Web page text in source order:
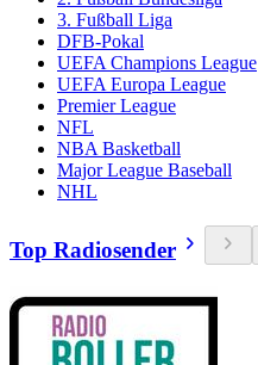
3. Fußball Liga
DFB-Pokal
UEFA Champions League
UEFA Europa League
Premier League
NFL
NBA Basketball
Major League Baseball
NHL
Top Radiosender